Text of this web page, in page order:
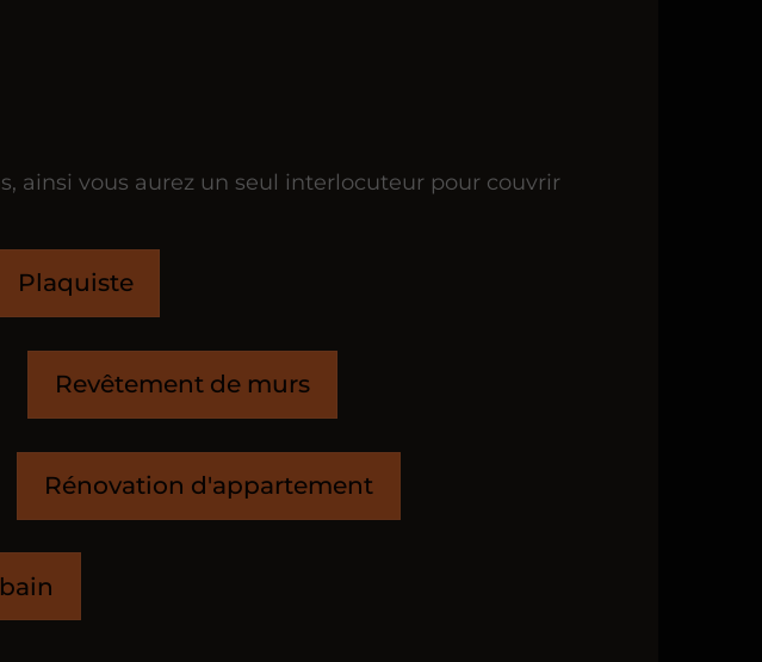
ainsi vous aurez un seul interlocuteur pour couvrir
Plaquiste
Revêtement de murs
Rénovation d'appartement